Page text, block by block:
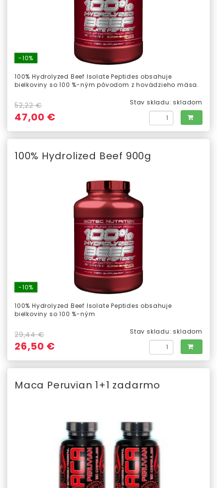
-10%
100% Hydrolyzed Beef Isolate Peptides obsahuje
bielkoviny so 100 %-ným pôvodom z hovädzieho mäsa.
52,22 €
47,00 €
Stav skladu:skladom
100% Hydrolized Beef 900g
-10%
100% Hydrolyzed Beef Isolate Peptides obsahuje
bielkoviny so 100 %-ným
29,44 €
26,50 €
Stav skladu:skladom
Maca Peruvian 1+1 zadarmo